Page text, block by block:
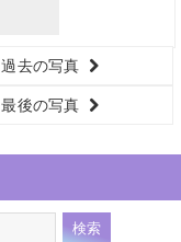
過去の写真
最後の写真